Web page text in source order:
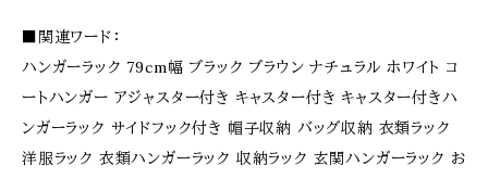
■関連ワード：
ハンガーラック 79cm幅 ブラック ブラウン ナチュラル ホワイト コ
ートハンガー アジャスター付き キャスター付き キャスター付きハ
ンガーラック サイドフック付き 帽子収納 バッグ収納 衣類ラック
洋服ラック 衣類ハンガーラック 収納ラック 玄関ハンガーラック お